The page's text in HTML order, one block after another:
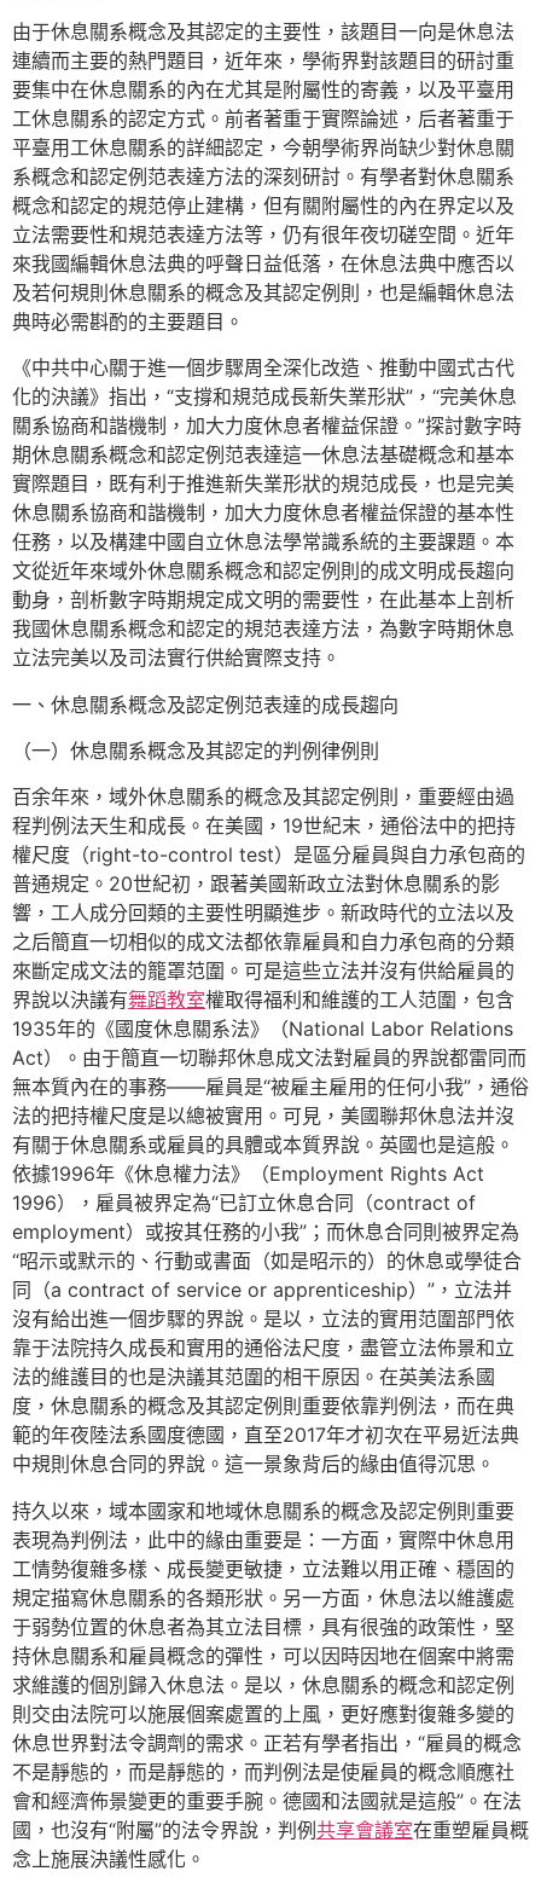
由于休息關系概念及其認定的主要性，該題目一向是休息法
連續而主要的熱門題目，近年來，學術界對該題目的研討重
要集中在休息關系的內在尤其是附屬性的寄義，以及平臺用
工休息關系的認定方式。前者著重于實際論述，后者著重于
平臺用工休息關系的詳細認定，今朝學術界尚缺少對休息關
系概念和認定例范表達方法的深刻研討。有學者對休息關系
概念和認定的規范停止建構，但有關附屬性的內在界定以及
立法需要性和規范表達方法等，仍有很年夜切磋空間。近年
來我國編輯休息法典的呼聲日益低落，在休息法典中應否以
及若何規則休息關系的概念及其認定例則，也是編輯休息法
典時必需斟酌的主要題目。
《中共中心關于進一個步驟周全深化改造、推動中國式古代
化的決議》指出，“支撐和規范成長新失業形狀”，“完美休息
關系協商和諧機制，加大力度休息者權益保證。”探討數字時
期休息關系概念和認定例范表達這一休息法基礎概念和基本
實際題目，既有利于推進新失業形狀的規范成長，也是完美
休息關系協商和諧機制，加大力度休息者權益保證的基本性
任務，以及構建中國自立休息法學常識系統的主要課題。本
文從近年來域外休息關系概念和認定例則的成文明成長趨向
動身，剖析數字時期規定成文明的需要性，在此基本上剖析
我國休息關系概念和認定的規范表達方法，為數字時期休息
立法完美以及司法實行供給實際支持。
一、休息關系概念及認定例范表達的成長趨向
（一）休息關系概念及其認定的判例律例則
百余年來，域外休息關系的概念及其認定例則，重要經由過
程判例法天生和成長。在美國，19世紀末，通俗法中的把持
權尺度（right-to-control test）是區分雇員與自力承包商的
普通規定。20世紀初，跟著美國新政立法對休息關系的影
響，工人成分回類的主要性明顯進步。新政時代的立法以及
之后簡直一切相似的成文法都依靠雇員和自力承包商的分類
來斷定成文法的籠罩范圍。可是這些立法并沒有供給雇員的
界說以決議有舞蹈教室權取得福利和維護的工人范圍，包含
1935年的《國度休息關系法》（National Labor Relations
Act）。由于簡直一切聯邦休息成文法對雇員的界說都雷同而
無本質內在的事務——雇員是“被雇主雇用的任何小我”，通俗
法的把持權尺度是以總被實用。可見，美國聯邦休息法并沒
有關于休息關系或雇員的具體或本質界說。英國也是這般。
依據1996年《休息權力法》（Employment Rights Act
1996），雇員被界定為“已訂立休息合同（contract of
employment）或按其任務的小我”；而休息合同則被界定為
“昭示或默示的、行動或書面（如是昭示的）的休息或學徒合
同（a contract of service or apprenticeship）”，立法并
沒有給出進一個步驟的界說。是以，立法的實用范圍部門依
靠于法院持久成長和實用的通俗法尺度，盡管立法佈景和立
法的維護目的也是決議其范圍的相干原因。在英美法系國
度，休息關系的概念及其認定例則重要依靠判例法，而在典
範的年夜陸法系國度德國，直至2017年才初次在平易近法典
中規則休息合同的界說。這一景象背后的緣由值得沉思。
持久以來，域本國家和地域休息關系的概念及認定例則重要
表現為判例法，此中的緣由重要是：一方面，實際中休息用
工情勢復雜多樣、成長變更敏捷，立法難以用正確、穩固的
規定描寫休息關系的各類形狀。另一方面，休息法以維護處
于弱勢位置的休息者為其立法目標，具有很強的政策性，堅
持休息關系和雇員概念的彈性，可以因時因地在個案中將需
求維護的個別歸入休息法。是以，休息關系的概念和認定例
則交由法院可以施展個案處置的上風，更好應對復雜多變的
休息世界對法令調劑的需求。正若有學者指出，“雇員的概念
不是靜態的，而是靜態的，而判例法是使雇員的概念順應社
會和經濟佈景變更的重要手腕。德國和法國就是這般”。在法
國，也沒有“附屬”的法令界說，判例共享會議室在重塑雇員概
念上施展決議性感化。